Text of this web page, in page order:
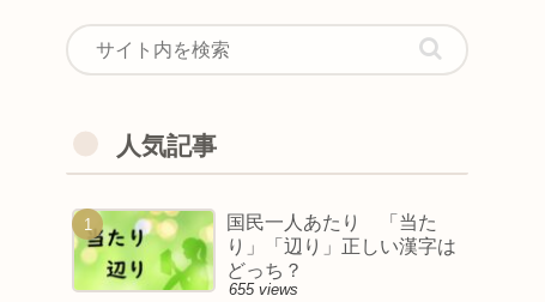
人気記事
国民一人あたり 「当た
り」「辺り」正しい漢字は
どっち？
655 views